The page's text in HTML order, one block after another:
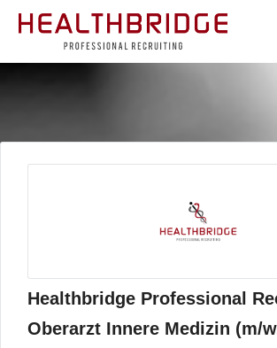
Healthbridge Professional
Oberarzt Innere Medizin (m/